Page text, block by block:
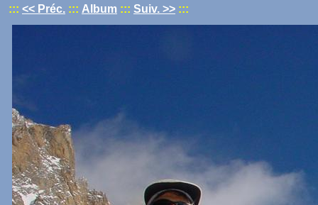
::: << Préc. ::: Album ::: Suiv. >> :::